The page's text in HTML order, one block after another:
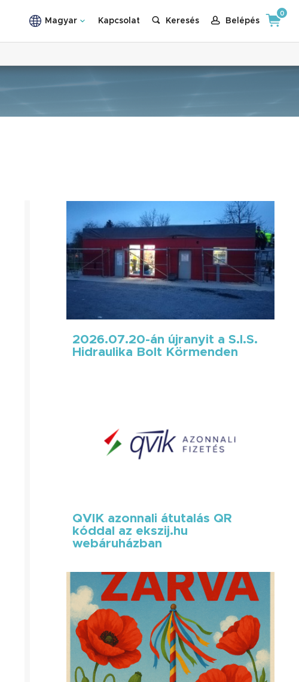
Magyar Kapcsolat Keresés Belépés
0
2026.07.20-án újranyit a S.I.S.
Hidraulika Bolt Körmenden
QVIK azonnali átutalás QR
kóddal az ekszij.hu
webáruházban